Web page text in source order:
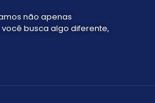
não apenas
busca algo diferente,